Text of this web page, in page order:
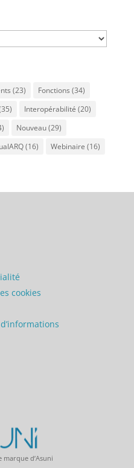
(23) Fonctions (34)
Interopérabilité (20)
Nouveau(29)
(16) Webinaire (16)
cookies
marque d’Asuni